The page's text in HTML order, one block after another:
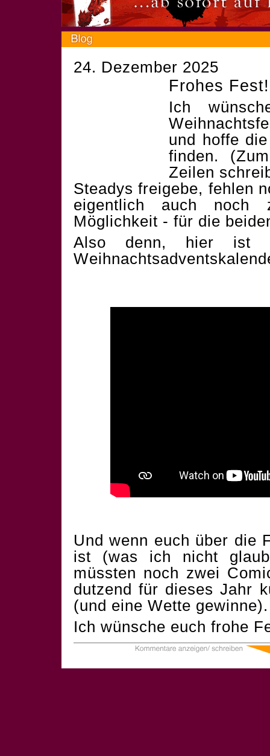
24. Dezember 2025
Frohes Fest!
Ich
und hoffe
finden.
Zeilen
Steadys freigebe, fehlen
eigentlich auch noch
Möglichkeit - für die
Also denn, hier ist
Und wenn euch über die
ist (was ich nicht
müssten noch zwei
dutzend für dieses Jahr
(und eine Wette
Ich wünsche euch frohe